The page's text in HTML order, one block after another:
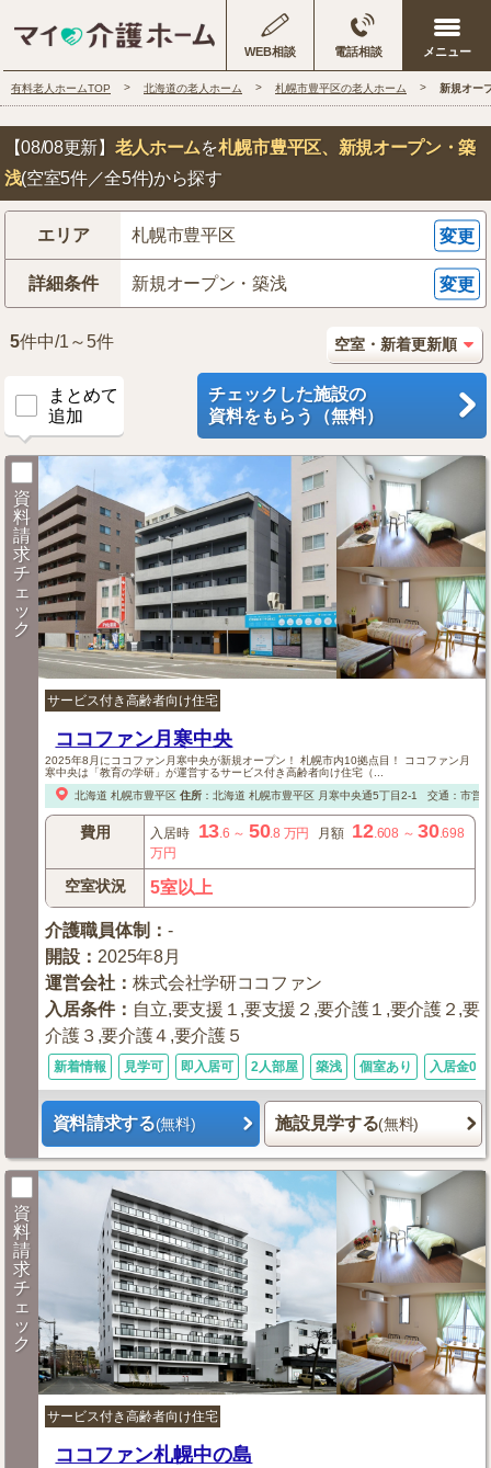
WEB相談 電話相談
有料老人ホームTOP 北海道の老人ホーム 札幌市豊平区の老人ホーム 新規オー
【08/08更新】 老人ホームを札幌市豊平区、新規オープン・築
浅(空室5件／全5件)から探す
エリア 札幌市豊平区 変更
詳細条件 新規オープン・築浅 変更
5件中/1～5件
まとめて
追加
チェックした施設の
資料をもらう（無料）
資
料
請
求
チ
ェ
ッ
ク
サービス付き高齢者向け住宅
ココファン月寒中央
2025年8月にココファン月寒中央が新規オープン！ 札幌市内10拠点目！ ココファン月
寒中央は「教育の学研」が運営するサービス付き高齢者向け住宅（...
北海道 札幌市豊平区 住所： 北海道 札幌市豊平区月寒中央通5丁目2-1 交通：市営
費用 入居時 13.6 ～ 50.8 万円 月額 12.608 ～30.698
万円
空室状況 5室以上
介護職員体制 ：-
開設 ： 2025年8月
運営会社 ：株式会社学研ココファン
入居条件： 自立,要支援１,要支援２,要介護１,要介護２,要
介護３,要介護４,要介護５
新着情報 見学可 即入居可 2人部屋 築浅 個室あり 入居金0円
資料請求する(無料) 施設見学する(無料)
資
料
請
求
チ
ェ
ッ
ク
サービス付き高齢者向け住宅
ココファン札幌中の島